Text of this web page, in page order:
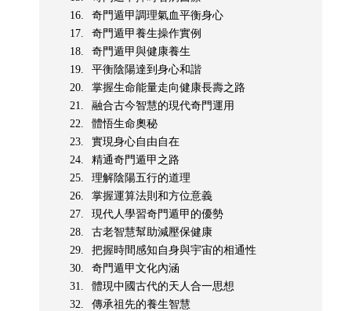
奇門遁甲調理氣血平衡身心
奇門遁甲養生操作實例
奇門遁甲與健康養生
平衡陰陽達到身心和諧
掌握生命能量走向健康長壽之路
融合古今智慧的現代奇門運用
體悟生命奧秘
實現身心自由自在
精通奇門遁甲之路
理解陰陽五行的道理
掌握運算法則和方位意義
現代人學習奇門遁甲的優勢
古老智慧幫助減壓保健康
把握時間感知自身與宇宙的相通性
奇門遁甲文化內涵
體現中國古代的天人合一思想
傳承祖先的養生智慧